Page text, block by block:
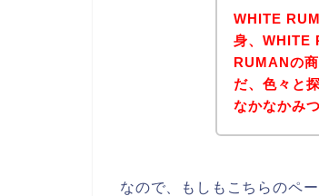
WHITE
身、WHITE
RUMANの
だ、色々と
なかなかみ
なので、もしもこちらのペ